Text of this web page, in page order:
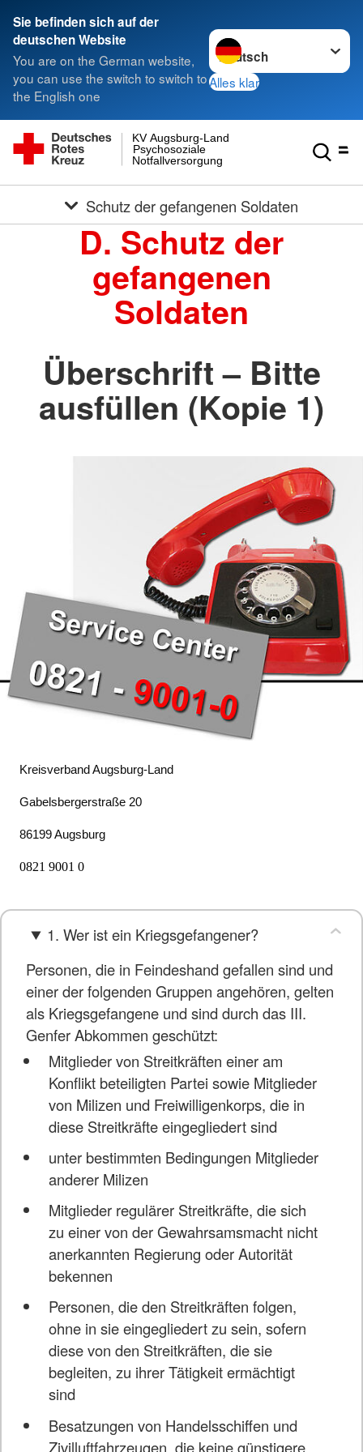
Sie befinden sich auf der
deutschen Website
You are on the German website,
you can use the switch to switch to
the English one
Sprache wechseln zu
Alles klar
Notfallversorgung
Psychosoziale
KV Augsburg-Land
Schutz der gefangenen Soldaten
D. Schutz der
gefangenen
Soldaten
Überschrift – Bitte
ausfüllen (Kopie 1)
Kreisverband Augsburg-Land
Gabelsbergerstraße 20
86199 Augsburg
0821 9001 0
1. Wer ist ein Kriegsgefangener?
Personen, die in Feindeshand gefallen sind und
einer der folgenden Gruppen angehören, gelten
als Kriegsgefangene und sind durch das III.
Genfer Abkommen geschützt:
Mitglieder von Streitkräften einer am
Konflikt beteiligten Partei sowie Mitglieder
von Milizen und Freiwilligenkorps, die in
diese Streitkräfte eingegliedert sind
unter bestimmten Bedingungen Mitglieder
anderer Milizen
Mitglieder regulärer Streitkräfte, die sich
zu einer von der Gewahrsamsmacht nicht
anerkannten Regierung oder Autorität
bekennen
Personen, die den Streitkräften folgen,
ohne in sie eingegliedert zu sein, sofern
diese von den Streitkräften, die sie
begleiten, zu ihrer Tätigkeit ermächtigt
sind
Besatzungen von Handelsschiffen und
Zivilluftfahrzeugen, die keine günstigere